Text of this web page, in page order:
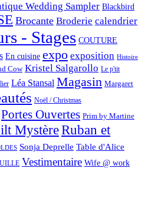
Wedding Sampler Blackbird
Brocante Broderie calendrier
- Stages COUTURE
En cuisine expo exposition Histoire
Cow Kristel Salgarollo Le p'tit
Léa Stansal Magasin Margaret
Noël / Christmas
Portes Ouvertes Prim by Martine
MystèreRuban et
Sonja Deprelle Table d'Alice
Vestimentaire Wife @ work